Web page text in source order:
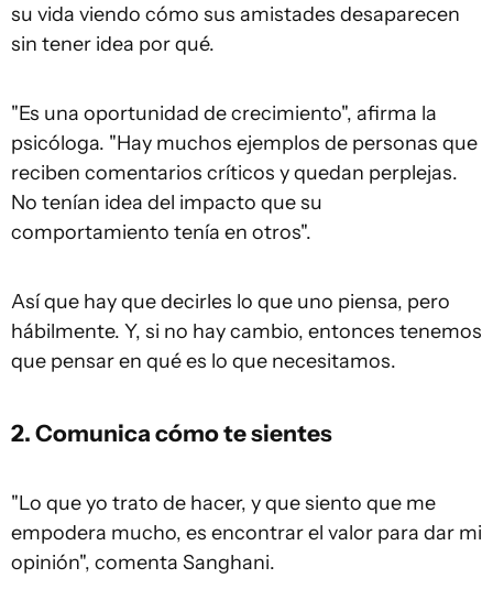
su vida viendo cómo sus amistades desaparecen
sin tener idea por qué.
"Es una oportunidad de crecimiento", afirma la
psicóloga. "Hay muchos ejemplos de personas que
reciben comentarios críticos y quedan perplejas.
No tenían idea del impacto que su
comportamiento tenía en otros".
Así que hay que decirles lo que uno piensa, pero
hábilmente. Y, si no hay cambio, entonces tenemos
que pensar en qué es lo que necesitamos.
2. Comunica cómo te sientes
"Lo que yo trato de hacer, y que siento que me
empodera mucho, es encontrar el valor para dar mi
opinión", comenta Sanghani.